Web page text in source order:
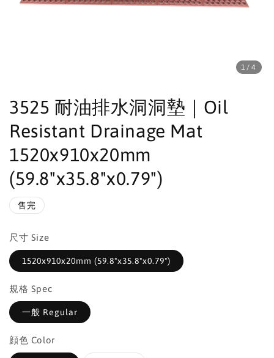
1 /4
3525 耐油排水洞洞墊｜Oil
Resistant Drainage Mat
1520x910x20mm
(59.8"x35.8"x0.79")
售完
尺寸 Size
1520x910x20mm (59.8"x35.8"x0.79")
規格 Spec
一般 Regular
顔色 Color